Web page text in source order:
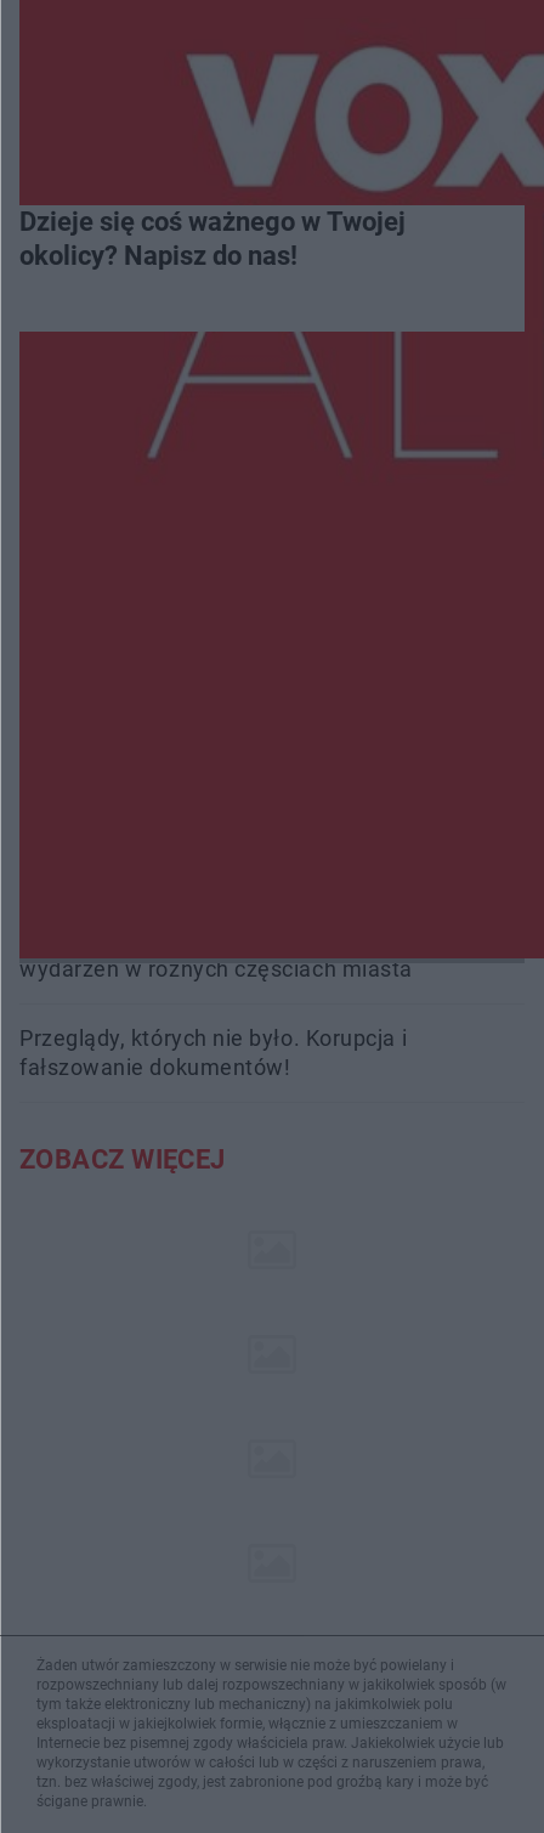
Dzieje się coś ważnego w Twojej
okolicy? Napisz do nas!
Więcej
wydarzeń w różnych częściach miasta
Przeglądy, których nie było. Korupcja i
fałszowanie dokumentów!
ZOBACZ WIĘCEJ
Żaden utwór zamieszczony w serwisie nie może być powielany i
rozpowszechniany lub dalej rozpowszechniany w jakikolwiek sposób (w
tym także elektroniczny lub mechaniczny) na jakimkolwiek polu
eksploatacji w jakiejkolwiek formie, włącznie z umieszczaniem w
Internecie bez pisemnej zgody właściciela praw. Jakiekolwiek użycie lub
wykorzystanie utworów w całości lub w części z naruszeniem prawa,
tzn. bez właściwej zgody, jest zabronione pod groźbą kary i może być
ścigane prawnie.